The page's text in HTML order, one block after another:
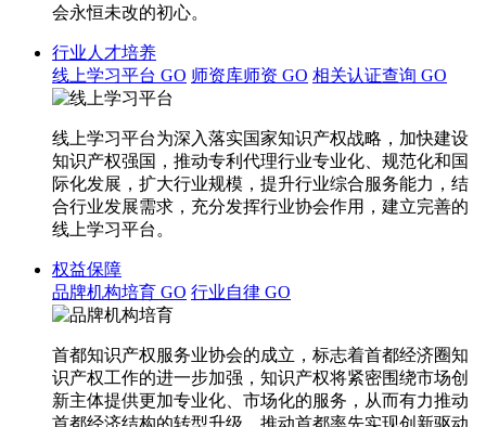
会永恒未改的初心。
行业人才培养
线上学习平台 GO 师资库师资 GO 相关认证查询 GO
线上学习平台为深入落实国家知识产权战略，加快建设
知识产权强国，推动专利代理行业专业化、规范化和国
际化发展，扩大行业规模，提升行业综合服务能力，结
合行业发展需求，充分发挥行业协会作用，建立完善的
线上学习平台。
权益保障
品牌机构培育 GO 行业自律 GO
首都知识产权服务业协会的成立，标志着首都经济圈知
识产权工作的进一步加强，知识产权将紧密围绕市场创
新主体提供更加专业化、市场化的服务，从而有力推动
首都经济结构的转型升级，推动首都率先实现创新驱动